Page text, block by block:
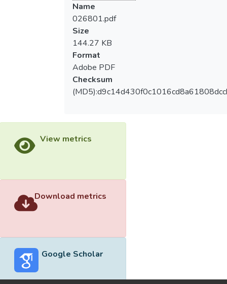
Name
026801.pdf
Size
144.27 KB
Format
Adobe PDF
Checksum
View metrics
Download metrics
Google Scholar